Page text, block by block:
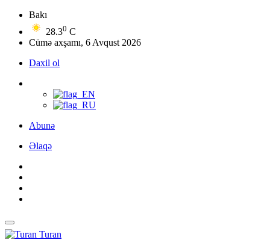
Bakı
28.30 C
Cümə axşamı, 6 Avqust 2026
Daxil ol
Abunə
Əlaqə
Turan